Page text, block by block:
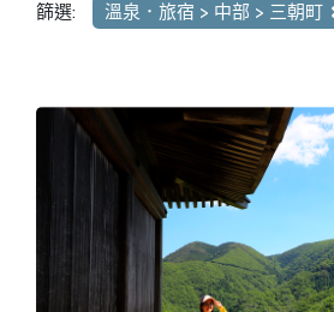
篩選: 溫泉．旅宿 > 中部 > 三朝町